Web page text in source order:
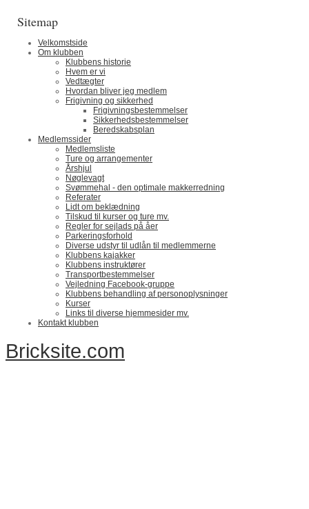
Sitemap
Velkomstside
Om klubben
Klubbens historie
Hvem er vi
Vedtægter
Hvordan bliver jeg medlem
Frigivning og sikkerhed
Frigivningsbestemmelser
Sikkerhedsbestemmelser
Beredskabsplan
Medlemssider
Medlemsliste
Ture og arrangementer
Årshjul
Nøglevagt
Svømmehal - den optimale makkerredning
Referater
Lidt om beklædning
Tilskud til kurser og ture mv.
Regler for sejlads på åer
Parkeringsforhold
Diverse udstyr til udlån til medlemmerne
Klubbens kajakker
Klubbens instruktører
Transportbestemmelser
Vejledning Facebook-gruppe
Klubbens behandling af personoplysninger
Kurser
Links til diverse hjemmesider mv.
Kontakt klubben
Bricksite.com